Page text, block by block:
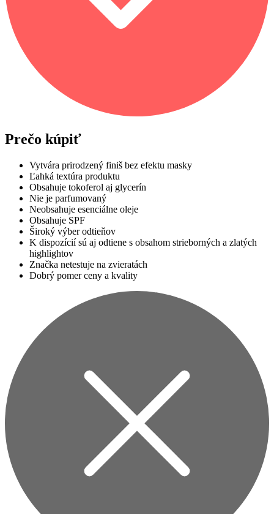
Prečo kúpiť
Vytvára prirodzený finiš bez efektu masky
Ľahká textúra produktu
Obsahuje tokoferol aj glycerín
Nie je parfumovaný
Neobsahuje esenciálne oleje
Obsahuje SPF
Široký výber odtieňov
K dispozícií sú aj odtiene s obsahom strieborných a zlatých
highlightov
Značka netestuje na zvieratách
Dobrý pomer ceny a kvality